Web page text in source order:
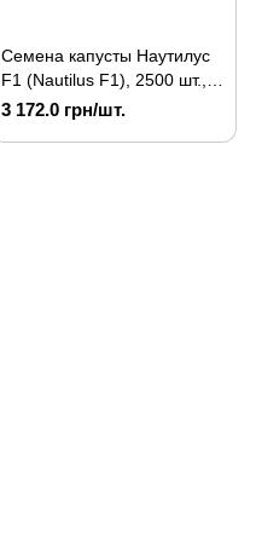
Семена капусты Наутилус
F1 (Nautilus F1), 2500 шт.,
цветной
3 172.0 грн/шт.